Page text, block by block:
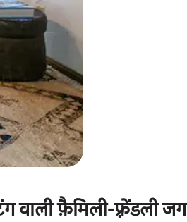
वाली फ़ैमिली-फ़्रेंडली